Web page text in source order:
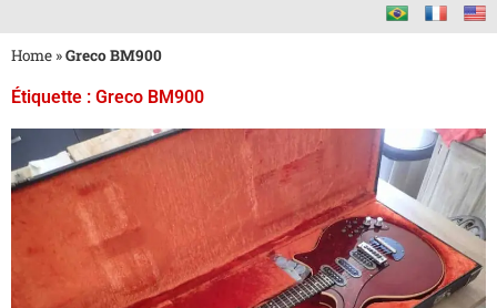
Home »Greco BM900
Étiquette : Greco BM900